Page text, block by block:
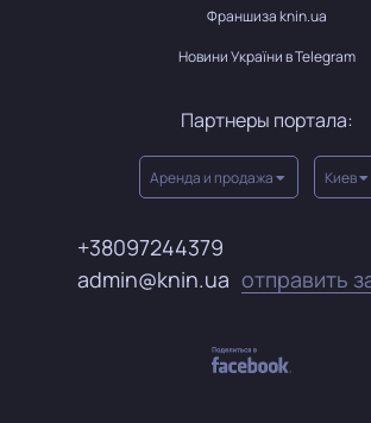
Франшиза knin.ua
Новини України в Telegram
Партнеры портала:
Аренда и продажа Киев
+38097244379
admin@knin.ua отправить